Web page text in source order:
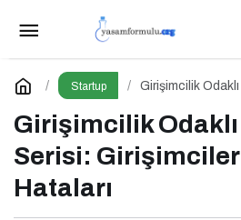
Startup
Girişimcilik
Girişimcilik
Serisi:
Hataları
İslam Dünyasının Genç
Yatırımcıları İstanbul’da Buluşuyor
Yorum Yap